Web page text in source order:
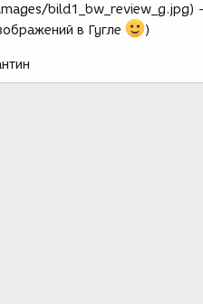
bild1_bw_review_g.jpg) -
в Гугле
)